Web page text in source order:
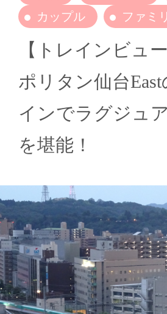
カップル
ファミ
【トレインビュ
ポリタン仙台
インでラグジュ
を堪能！